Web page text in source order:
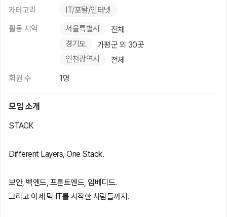
카테고리
IT/포탈/인터넷
활동 지역
서울특별시
전체
경기도
가평군 외 30곳
인천광역시
전체
회원 수
1명
모임 소개
STACK
Different Layers, One Stack.
보안, 백엔드, 프론트엔드, 임베디드.
그리고 이제 막 IT를 시작한 사람들까지.